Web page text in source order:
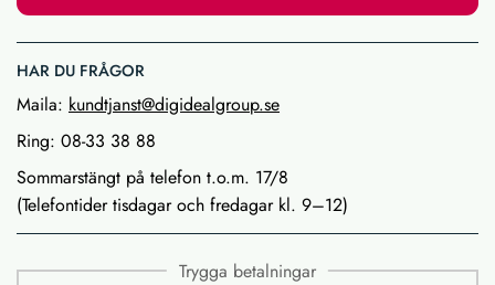
HAR DU FRÅGOR
Maila: kundtjanst@digidealgroup.se
Ring: 08-33 38 88
Sommarstängt på telefon t.o.m. 17/8
(Telefontider tisdagar och fredagar kl. 9–12)
Trygga betalningar